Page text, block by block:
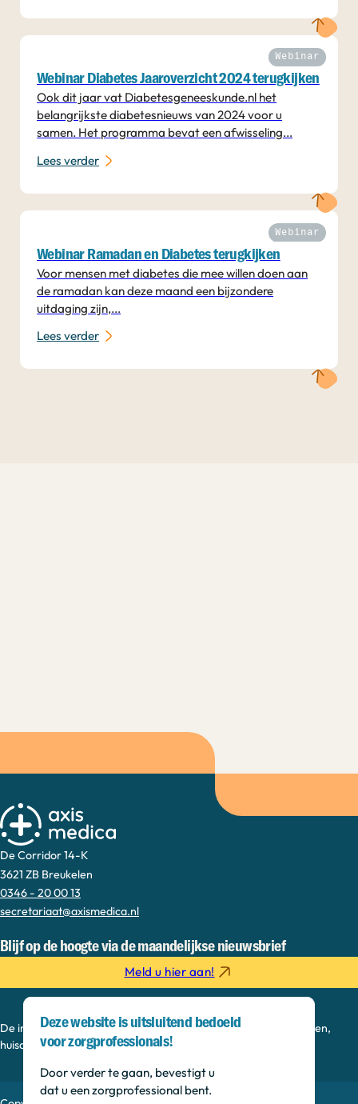
Webinar
Webinar Diabetes Jaaroverzicht 2024 terugkijken
Ook dit jaar vat Diabetesgeneeskunde.nl het
belangrijkste diabetesnieuws van 2024 voor u
samen. Het programma bevat een afwisseling...
Lees verder
Webinar
Webinar Ramadan en Diabetes terugkijken
Voor mensen met diabetes die mee willen doen aan
de ramadan kan deze maand een bijzondere
uitdaging zijn,...
Lees verder
De Corridor 14-K
3621 ZB Breukelen
0346 - 20 00 13
secretariaat@axismedica.nl
Blijf op de hoogte via de maandelijkse nieuwsbrief
Meld u hier aan!
De informatie op deze sectie is bedoeld voor medisch specialisten,
huisartsen, verpleegkundig specialisten en onderzoekers.
Deze website is uitsluitend bedoeld
voor zorgprofessionals!
Door verder te gaan, bevestigt u
dat u een zorgprofessional bent.